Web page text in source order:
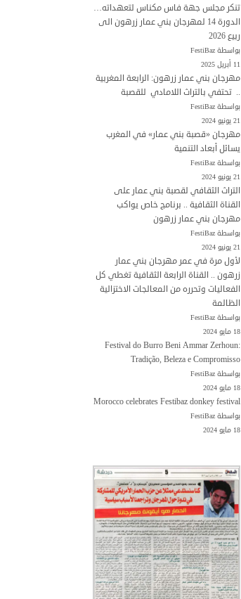
تنكر مجلس جهة فاس مكناس لتعهداته…
الدورة 14 لمهرجان بني عمار زرهون الى
ربيع 2026
بواسطة FestiBaz
11 أبريل 2025
مهرجان بني عمار زرهون: الرابعة المغربية
.. تحتفي بالتراث اللامادي للقصبة
بواسطة FestiBaz
21 يونيو 2024
مهرجان «قصبة بني عمار» في المغرب
يسائل أبعاد التنمية
بواسطة FestiBaz
21 يونيو 2024
التراث الثقافي لقصبة بني عمار على
القناة الثقافية .. برنامج خاص يواكب
مهرجان بني عمار زرهون
بواسطة FestiBaz
21 يونيو 2024
لأول مرة في عمر مهرجان بني عمار
زرهون .. القناة الرابعة الثقافية تغطي كل
الفعاليات وتحرره من المعالجات الاختزالية
الظالمة
بواسطة FestiBaz
18 مايو 2024
Festival do Burro Beni Ammar Zerhoun:
Tradição, Beleza e Compromisso
بواسطة FestiBaz
18 مايو 2024
Morocco celebrates Festibaz donkey festival
بواسطة FestiBaz
18 مايو 2024